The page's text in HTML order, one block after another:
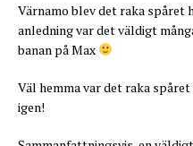
Värnamo blev det raka spåret
anledning var det väldigt
banan på Max
Väl hemma var det raka
igen!